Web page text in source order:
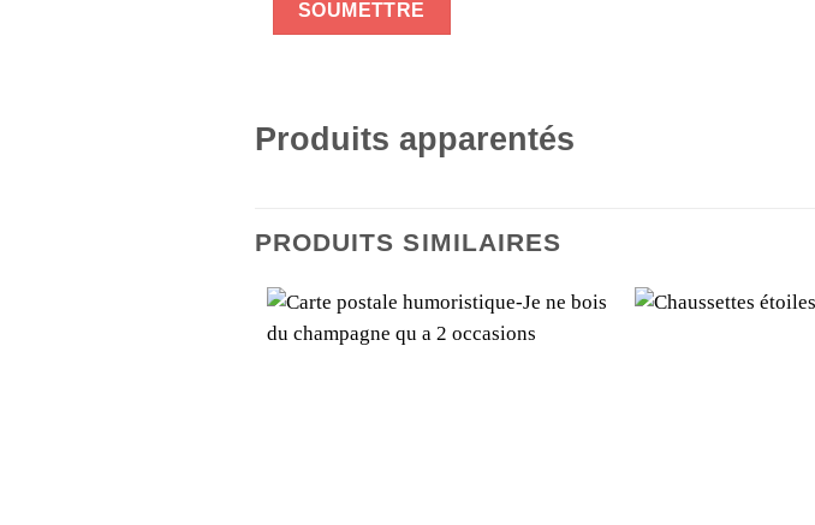
Produits apparentés
PRODUITS SIMILAIRES